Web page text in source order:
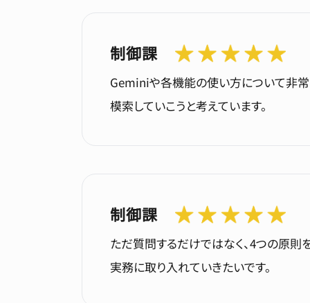
制御課
Geminiや各機能の使い方について非常
模索していこうと考えています。
制御課
ただ質問するだけではなく、4つの原則
実務に取り入れていきたいです。